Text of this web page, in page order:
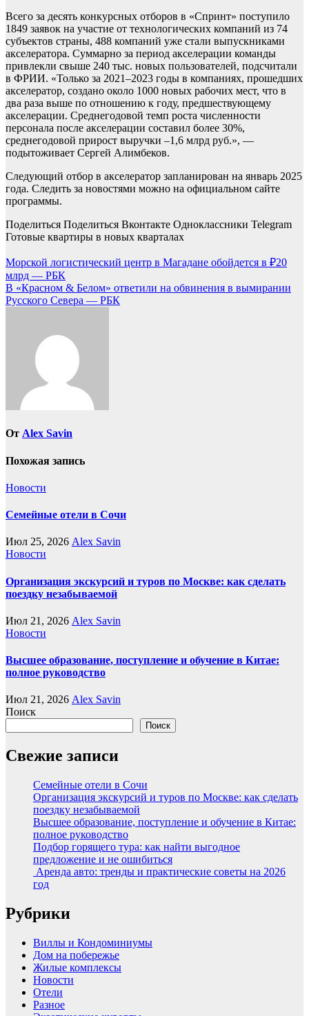
Всего за десять конкурсных отборов в «Спринт» поступило
1849 заявок на участие от технологических компаний из 74
субъектов страны, 488 компаний уже стали выпускниками
акселератора. Суммарно за период акселерации команды
привлекли свыше 240 тыс. новых пользователей, подсчитали
в ФРИИ. «Только за 2021–2023 годы в компаниях, прошедших
акселератор, создано около 1000 новых рабочих мест, что в
два раза выше по отношению к году, предшествующему
акселерации. Среднегодовой темп роста численности
персонала после акселерации составил более 30%,
среднегодовой прирост выручки –1,6 млрд руб.», —
подытоживает Сергей Алимбеков.
Следующий отбор в акселератор запланирован на январь 2025
года. Следить за новостями можно на официальном сайте
программы.
Поделиться Поделиться Вконтакте Одноклассники Telegram
Готовые квартиры в новых кварталах
Навигация
по
записям
Морской логистический центр в Магадане обойдется в ₽20
млрд — РБК
В «Красном & Белом» ответили на обвинения в вымирании
Русского Севера — РБК
От Alex Savin
Похожая запись
Новости
Семейные отели в Сочи
Июл 25, 2026 Alex Savin
Новости
Организация экскурсий и туров по Москве: как сделать
поездку незабываемой
Июл 21, 2026 Alex Savin
Новости
Высшее образование, поступление и обучение в Китае:
полное руководство
Июл 21, 2026 Alex Savin
Поиск
Поиск
Свежие записи
Семейные отели в Сочи
Организация экскурсий и туров по Москве: как сделать
поездку незабываемой
Высшее образование, поступление и обучение в Китае:
полное руководство
Подбор горящего тура: как найти выгодное
предложение и не ошибиться
Аренда авто: тренды и практические советы на 2026
год
Рубрики
Виллы и Кондоминиумы
Дом на побережье
Жилые комплексы
Новости
Отели
Разное